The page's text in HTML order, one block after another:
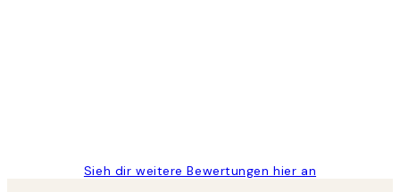
Sieh dir weitere Bewertungen hier an